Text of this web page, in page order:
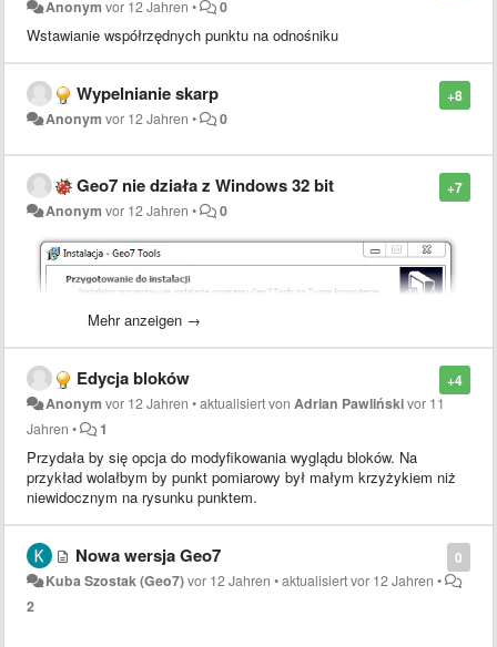
Anonym vor 12 Jahren • 0
Wstawianie współrzędnych punktu na odnośniku
+8
Wypelnianie skarp
Anonym vor 12 Jahren • 0
+7
Geo7 nie działa z Windows 32 bit
Anonym vor 12 Jahren • 0
Mehr anzeigen →
+4
Edycja bloków
Anonym vor 12 Jahren •aktualisiert vonAdrian Pawlińskivor 11
Jahren • 1
Przydała by się opcja do modyfikowania wyglądu bloków. Na
przykład wolałbym by punkt pomiarowy był małym krzyżykiem niż
niewidocznym na rysunku punktem.
0
Nowa wersja Geo7
Kuba Szostak (Geo7)vor 12 Jahren •aktualisiertvor 12 Jahren •
2